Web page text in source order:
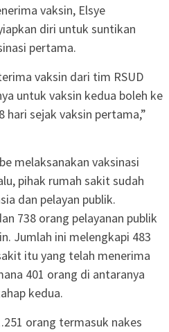
vaksin, Elsye
diri untuk suntikan
pertama.
vaksin dari tim RSUD
untuk vaksin kedua boleh ke
hari sejak vaksin pertama,”
melaksanakan vaksinasi
pihak rumah sakit sudah
dan pelayan publik.
738 orang pelayanan publik
Jumlah ini melengkapi 483
itu yang telah menerima
401 orang di antaranya
kedua.
orang termasuk nakes